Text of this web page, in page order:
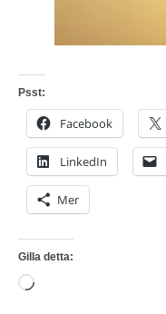
Psst:
Facebook
LinkedIn
Mer
Gilla detta:
Laddar